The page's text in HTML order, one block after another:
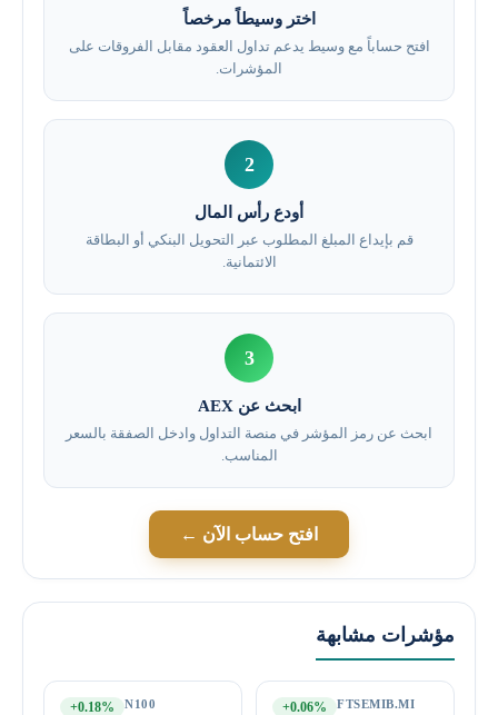
اختر وسيطاً مرخصاً
افتح حساباً مع وسيط يدعم تداول العقود مقابل الفروقات على
المؤشرات.
2
أودع رأس المال
قم بإيداع المبلغ المطلوب عبر التحويل البنكي أو البطاقة
الائتمانية.
3
ابحث عن AEX
ابحث عن رمز المؤشر في منصة التداول وادخل الصفقة بالسعر
المناسب.
افتح حساب الآن ←
مؤشرات مشابهة
FTSEMIB.MI
+0.06%
N100
+0.18%